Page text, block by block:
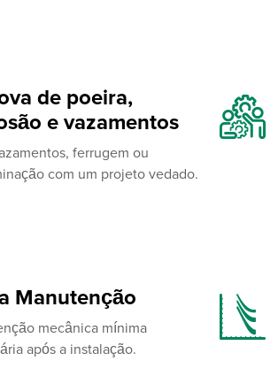
de poeira,
e vazamentos
ferrugem ou
com um projeto vedado.
Manutenção
mecânica mínima
após a instalação.